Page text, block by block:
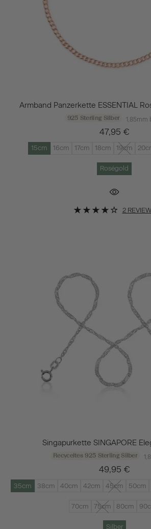
Armband Panzerkette ESSENTIAL
925 Sterling Silber 1,85mm
47,95 €
15cm 16cm 17cm 18cm 19cm
Roségold
2
Singapurkette SINGAPORE
Recyceltes 925 Sterling Silber
49,95 €
35cm 38cm 40cm 42cm 45cm 50cm
70cm 75cm 80cm
Silber